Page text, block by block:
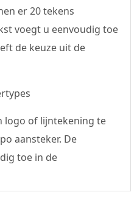
er 20 tekens
voegt u eenvoudig toe
de keuze uit de
logo of lijntekening te
aansteker. De
toe in de